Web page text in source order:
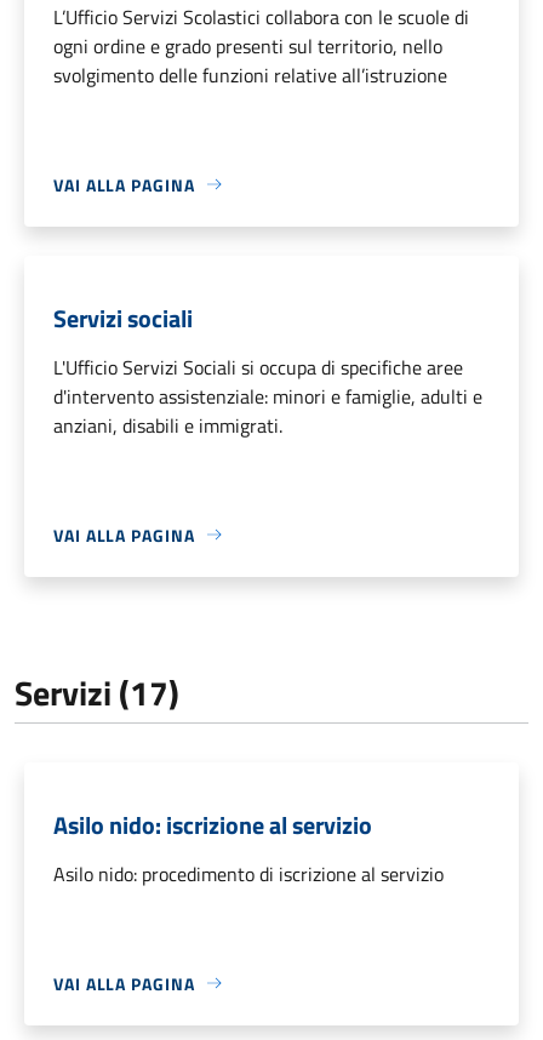
L’Ufficio Servizi Scolastici collabora con le scuole di
ogni ordine e grado presenti sul territorio, nello
svolgimento delle funzioni relative all’istruzione
VAI ALLA PAGINA
Servizi sociali
L'Ufficio Servizi Sociali si occupa di specifiche aree
d'intervento assistenziale: minori e famiglie, adulti e
anziani, disabili e immigrati.
VAI ALLA PAGINA
Servizi (17)
Asilo nido: iscrizione al servizio
Asilo nido: procedimento di iscrizione al servizio
VAI ALLA PAGINA